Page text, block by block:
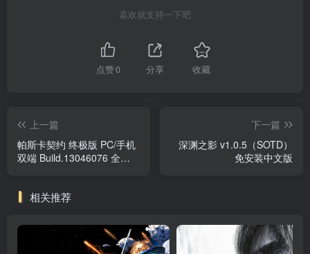
喜欢就支持一下吧
点赞0 分享 收藏
上一篇
帕斯卡契约 终极版 PC/手机
双端 Build.13046076 全
下一篇
深渊之影 v1.0.5（SOTD）
免安装中文版
相关推荐